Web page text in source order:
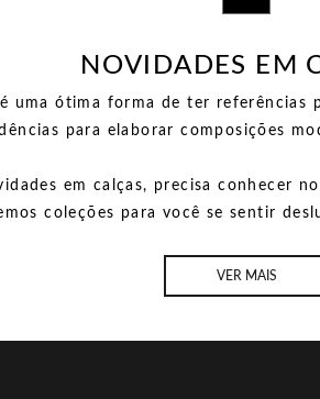
NOVIDADES EM
uma ótima forma de ter referências
para elaborar composições
em calças, precisa conhecer
coleções para você se sentir
VER MAIS